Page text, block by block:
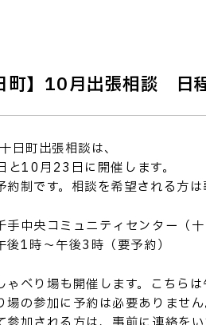
町】10月出張相談 日
日町出張相談は、
10月23日に開催します。
約制です。相談を希望される方
中央コミュニティセンター（
1時～午後3時（要予約）
ゃべり場も開催します。こちら
場の参加に予約は必要ありませ